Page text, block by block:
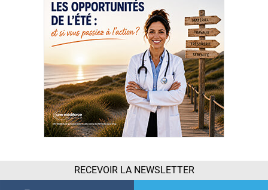
RECEVOIR LA NEWSLETTER